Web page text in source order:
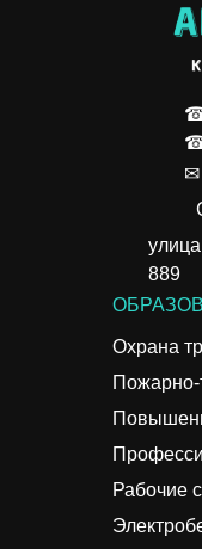
Охрана
Рабочие
✉
889
Пожарно-